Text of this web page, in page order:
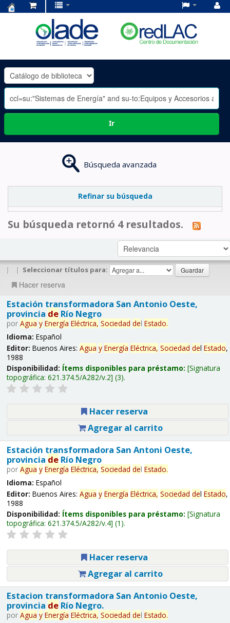
OLADE
-
Ir
Búsqueda avanzada
Refinar su búsqueda
Su búsqueda retornó 4 resultados.
| | Seleccionar títulos para:
Hacer reserva
Estación transformadora San Antonio Oeste,
provincia deRío Negro
por Agua y Energía Eléctrica, Sociedad del Estado.
Idioma: Español
Editor: Buenos Aires: Agua y Energía Eléctrica, Sociedad del Estado,
1988
Disponibilidad: Ítems disponibles para préstamo: Signatura
topográfica: 621.374.5/A282/v.2 (3).
Hacer reserva
Agregar al carrito
Estación transformadora San Antoni Oeste,
provincia deRío Negro
por Agua y Energía Eléctrica, Sociedad del Estado.
Idioma: Español
Editor: Buenos Aires: Agua y Energía Eléctrica, Sociedad del Estado,
1988
Disponibilidad: Ítems disponibles para préstamo: Signatura
topográfica: 621.374.5/A282/v.4 (1).
Hacer reserva
Agregar al carrito
Estacion transformadora San Antonio Oeste,
provincia deRío Negro.
por Agua y Energía Eléctrica, Sociedad del Estado.